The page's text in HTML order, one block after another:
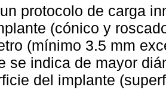
protocolo de carga
(cónico y
(mínimo 3.5 mm
se indica de mayor
del implante